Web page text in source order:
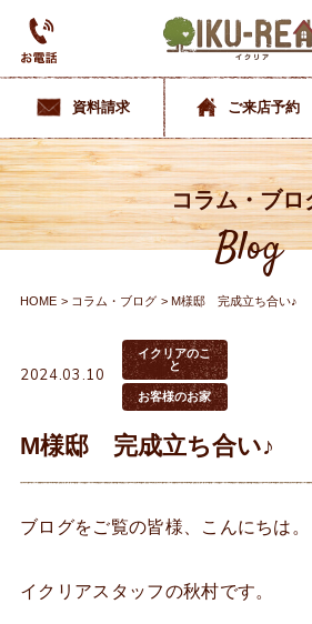
資料請求 ご来店予約
コラム・ブロ
Blog
HOME コラム・ブログ M様邸 完成立ち合い♪
2024.03.10
イクリアのこ
と
お客様のお家
M様邸 完成立ち合い♪
ブログをご覧の皆様、こんにちは。
イクリアスタッフの秋村です。